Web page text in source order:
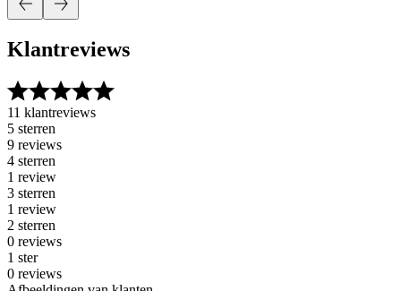
Klantreviews
11 klantreviews
5 sterren
9 reviews
4 sterren
1 review
3 sterren
1 review
2 sterren
0 reviews
1 ster
0 reviews